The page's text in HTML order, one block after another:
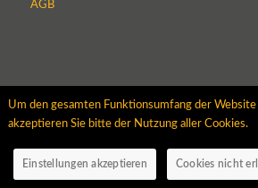
AGB
Um den gesamten Funktionsumfang der
akzeptieren Sie bitte der Nutzung aller Cookies.
Einstellungen akzeptieren Cookies nicht